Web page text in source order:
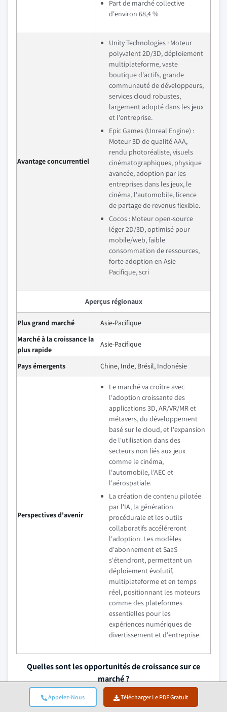
Appelez-Nous Télécharger Le PDF Gratuit
Part de marché collective
d'environ 68,4 %
Avantage concurrentiel
Unity Technologies : Moteur
polyvalent 2D/3D, déploiement
multiplateforme, vaste
boutique d'actifs, grande
communauté de développeurs,
services cloud robustes,
largement adopté dans les jeux
et l'entreprise.
Epic Games (Unreal Engine) :
Moteur 3D de qualité AAA,
rendu photoréaliste, visuels
cinématographiques, physique
avancée, adoption par les
entreprises dans les jeux, le
cinéma, l'automobile, licence
de partage de revenus flexible.
Cocos : Moteur open-source
léger 2D/3D, optimisé pour
mobile/web, faible
consommation de ressources,
forte adoption en Asie-
Pacifique, scri
Aperçus régionaux
Plus grand marché
Asie-Pacifique
Marché à la croissance la
plus rapide
Asie-Pacifique
Pays émergents Chine, Inde, Brésil, Indonésie
Perspectives d'avenir
Le marché va croître avec
l'adoption croissante des
applications 3D, AR/VR/MR et
métavers, du développement
basé sur le cloud, et l'expansion
de l'utilisation dans des
secteurs non liés aux jeux
comme le cinéma,
l'automobile, l'AEC et
l'aérospatiale.
La création de contenu pilotée
par l'IA, la génération
procédurale et les outils
collaboratifs accéléreront
l'adoption. Les modèles
d'abonnement et SaaS
s'étendront, permettant un
déploiement évolutif,
multiplateforme et en temps
réel, positionnant les moteurs
comme des plateformes
essentielles pour les
expériences numériques de
divertissement et d'entreprise.
Quelles sont les opportunités de croissance sur ce
marché ?
Télécharger le PDF gratuit